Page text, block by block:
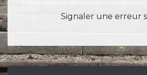
Signaler une erreur